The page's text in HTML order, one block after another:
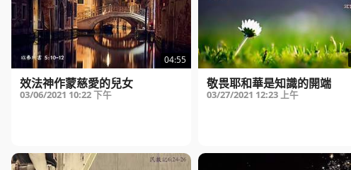
04:55
效法神作蒙慈愛的兒女
03/06/2021 10:22 下午
敬畏耶和華是知識的開端
03/27/2021 12:23 上午